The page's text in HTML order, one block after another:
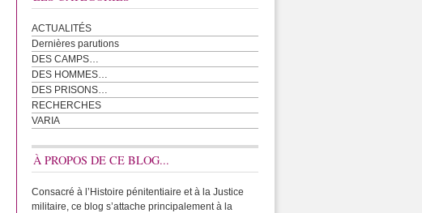
ACTUALITÉS
Dernières parutions
DES CAMPS…
DES HOMMES…
DES PRISONS…
RECHERCHES
VARIA
À PROPOS DE CE BLOG...
Consacré à l’Histoire pénitentiaire et à la Justice
militaire, ce blog s’attache principalement à la